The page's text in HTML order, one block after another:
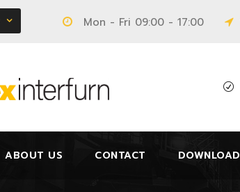
Mon - Fri 09:00 - 17:00
ABOUT US CONTACT DOWNLOAD